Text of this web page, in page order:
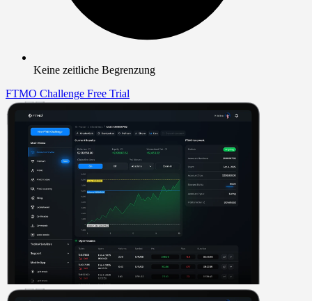
Keine zeitliche Begrenzung
FTMO Challenge Free Trial